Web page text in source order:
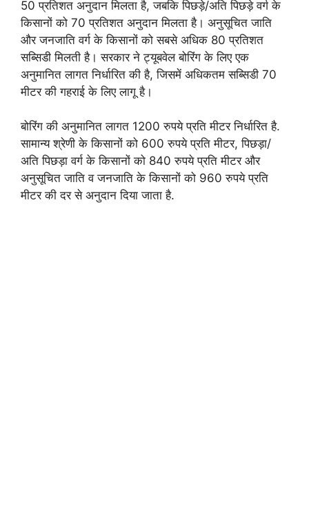
50 प्रतिशत अनुदान मिलता है, जबकि पिछड़े/अति पिछड़े वर्ग के
किसानों को 70 प्रतिशत अनुदान मिलता है। अनुसूचित जाति
और जनजाति वर्ग के किसानों को सबसे अधिक 80 प्रतिशत
सब्सिडी मिलती है। सरकार ने ट्यूबवेल बोरिंग के लिए एक
अनुमानित लागत निर्धारित की है, जिसमें अधिकतम सब्सिडी 70
मीटर की गहराई के लिए लागू है।
बोरिंग की अनुमानित लागत 1200 रुपये प्रति मीटर निर्धारित है.
सामान्य श्रेणी के किसानों को 600 रुपये प्रति मीटर, पिछड़ा/
अति पिछड़ा वर्ग के किसानों को 840 रुपये प्रति मीटर और
अनुसूचित जाति व जनजाति के किसानों को 960 रुपये प्रति
मीटर की दर से अनुदान दिया जाता है.